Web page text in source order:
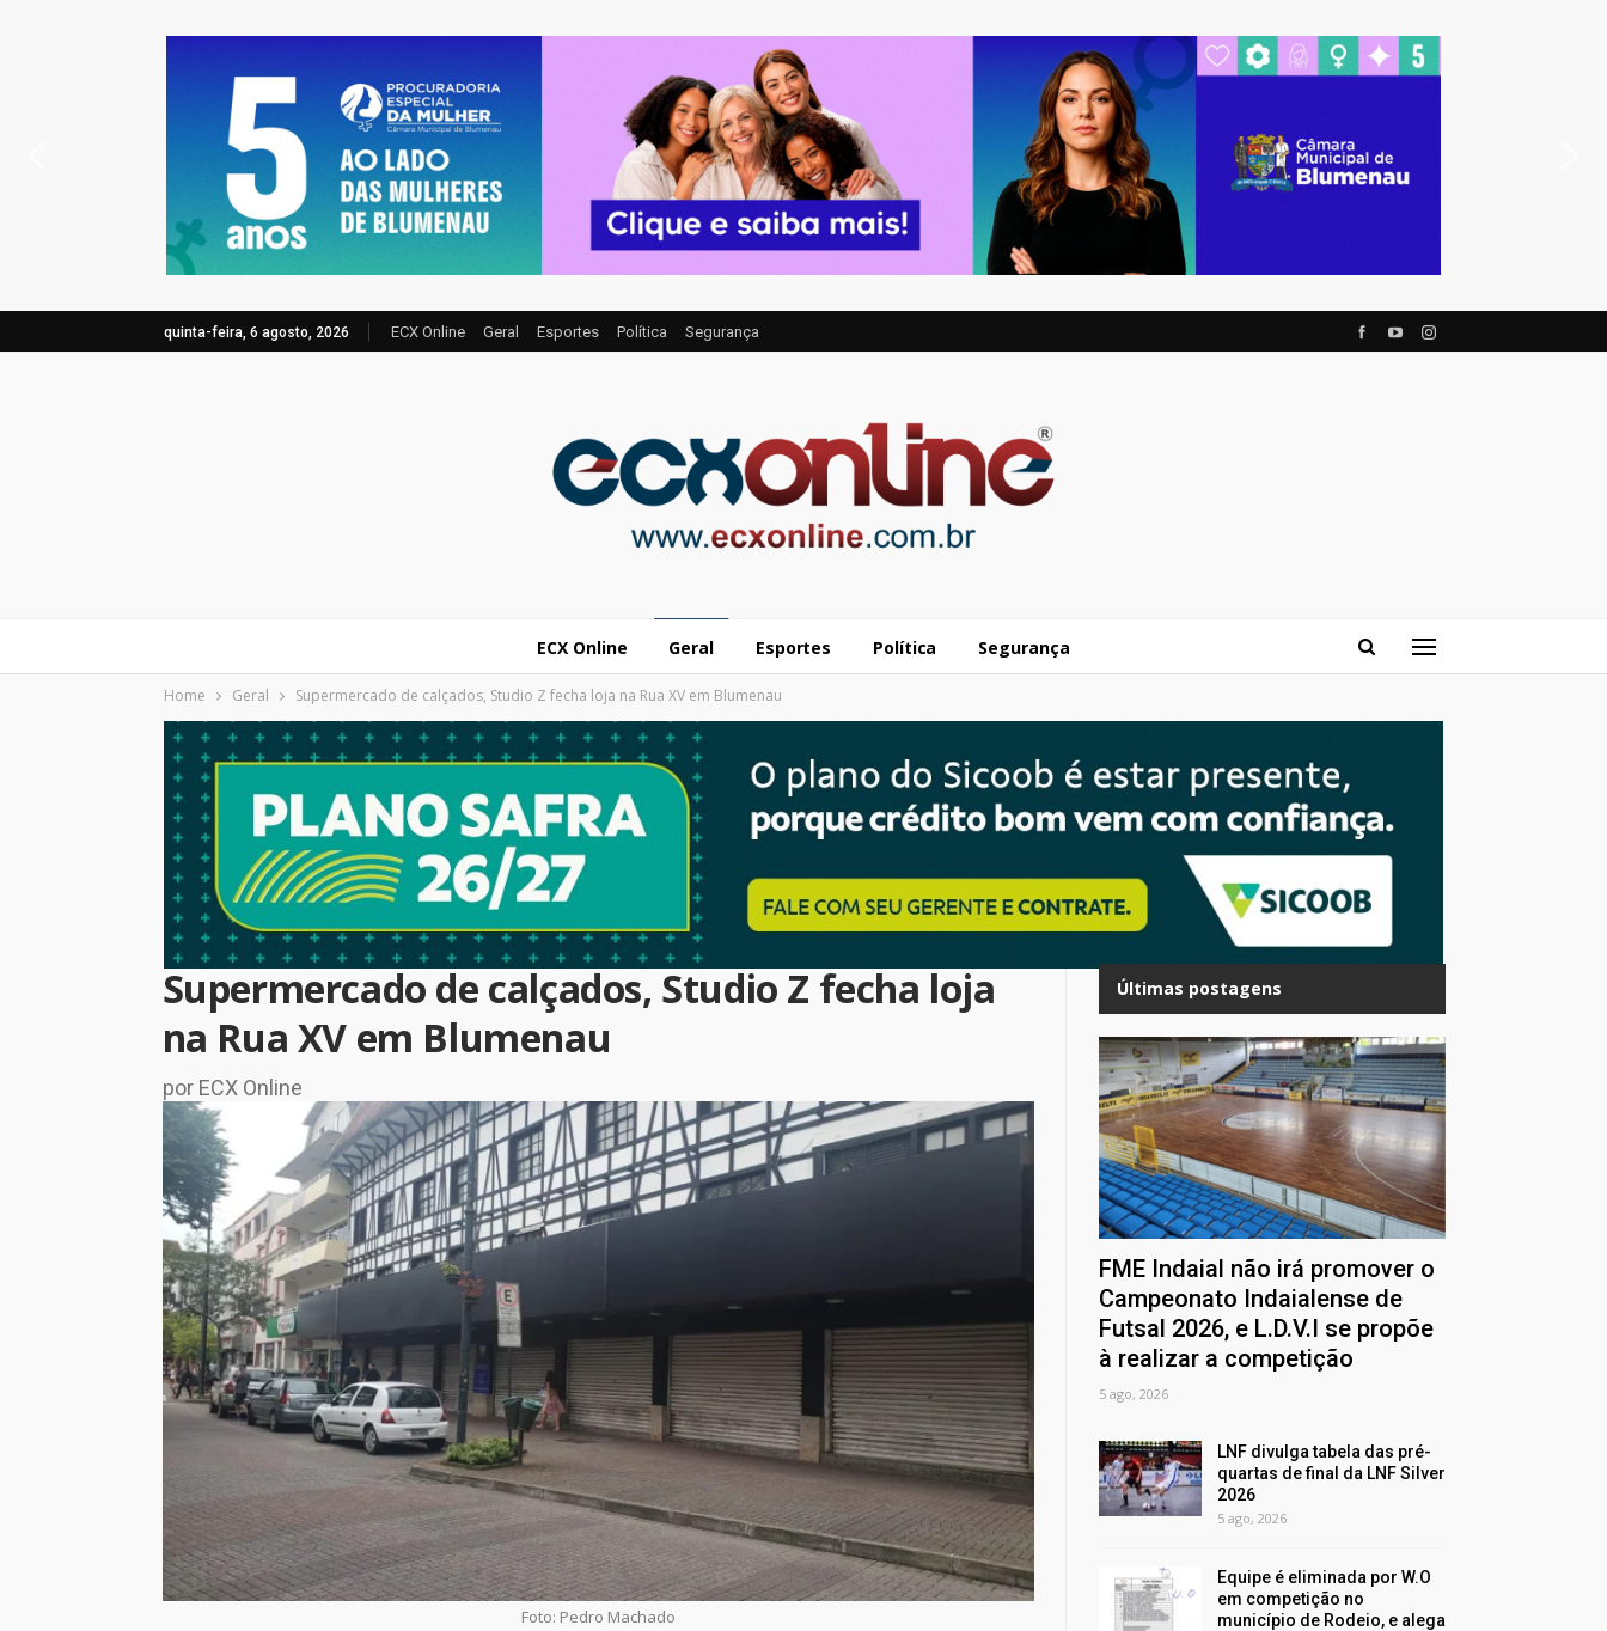
quinta-feira, 6 agosto, 2026 ECX Online Geral Esportes Política Segurança
ECX Online Geral Esportes Política Segurança
Home Geral Supermercado de calçados, Studio Z fecha loja na Rua XV em Blumenau
Supermercado de calçados, Studio Z fecha loja
na Rua XV em Blumenau
por ECX Online
Foto: Pedro Machado
Últimas postagens
FME Indaial não irá promover o
Campeonato Indaialense de
Futsal 2026, e L.D.V.I se propõe
à realizar a competição
5 ago, 2026
LNF divulga tabela das pré-
quartas de final da LNF Silver
2026
5 ago, 2026
Equipe é eliminada por W.O
em competição no
município de Rodeio, e alega